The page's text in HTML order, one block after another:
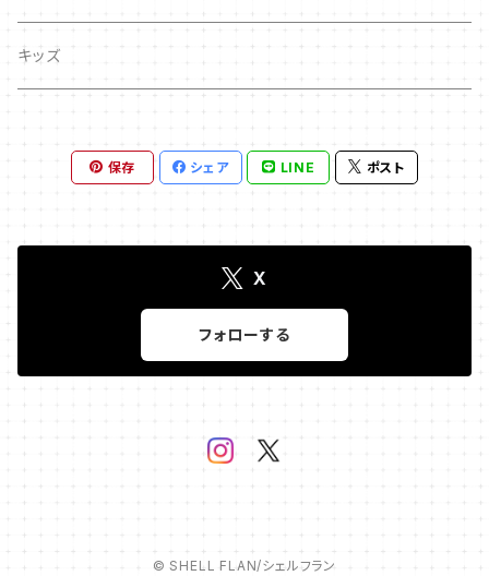
キッズ
キッズ
保存 シェア LINE ポスト
X
フォローする
© SHELL FLAN/シェルフラン